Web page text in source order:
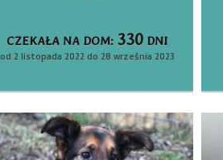
CZEKAŁA NA DOM: 330 DNI
od 2 listopada 2022 do 28 września 2023